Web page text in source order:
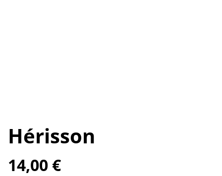
Hérisson
14,00 €